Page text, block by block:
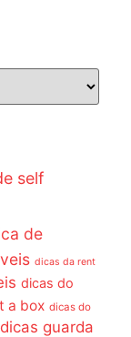
self
de
dicas da rent
dicas do
a box dicas do
dicas guarda